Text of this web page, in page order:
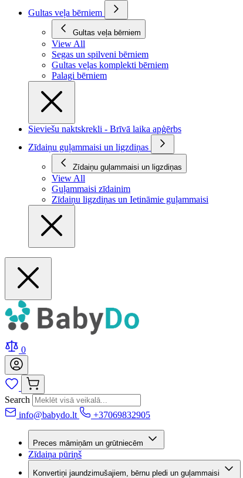
Gultas veļa bērniem
Gultas veļa bērniem
View All
Segas un spilveni bērniem
Gultas veļas komplekti bērniem
Palagi bērniem
Sieviešu naktskrekli - Brīvā laika apģērbs
Zīdaiņu guļammaisi un ligzdiņas
Zīdaiņu guļammaisi un ligzdiņas
View All
Guļammaisi zīdainim
Zīdaiņu ligzdiņas un Ietināmie guļammaisi
0
Search
info@babydo.lt
+37069832905
Preces māmiņām un grūtniecēm
Zīdaiņa pūriņš
Konvertiņi jaundzimušajiem, bērnu pledi un guļammaisi